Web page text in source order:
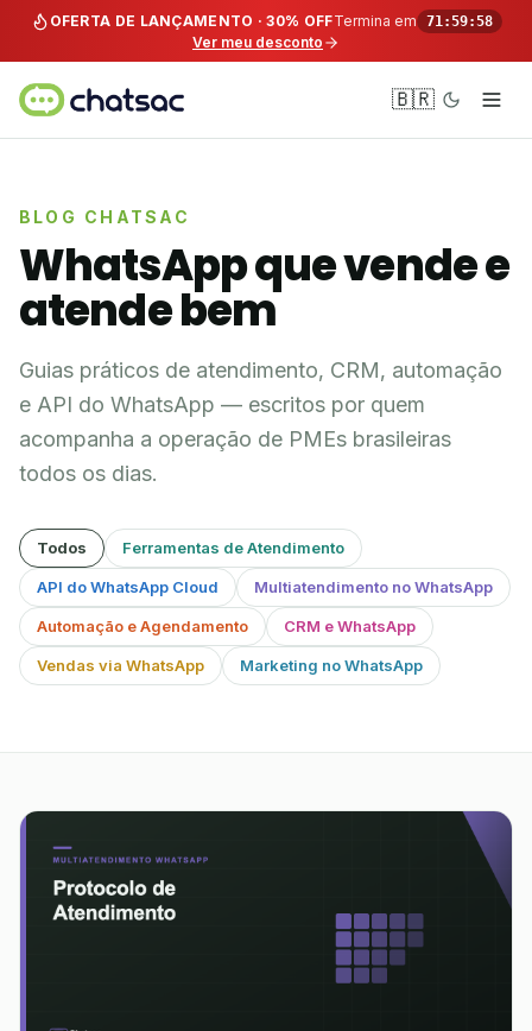
Pular para o conteúdo
OFERTA DE LANÇAMENTO · 30% OFFTermina em 71:59:58
Ver meu desconto
🇧🇷
BLOG CHATSAC
WhatsApp que vende e
atende bem
Guias práticos de atendimento, CRM, automação
e API do WhatsApp — escritos por quem
acompanha a operação de PMEs brasileiras
todos os dias.
Todos Ferramentas de Atendimento
API do WhatsApp Cloud Multiatendimento no WhatsApp
Automação e Agendamento CRM e WhatsApp
Vendas via WhatsApp Marketing no WhatsApp